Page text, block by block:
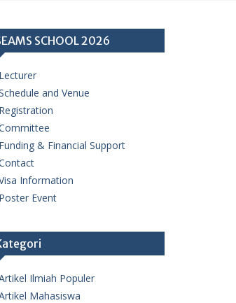
SCHOOL 2026
Lecturer
and Venue
Registration
Funding & Financial Support
Information
Poster Event
Ilmiah Populer
Mahasiswa